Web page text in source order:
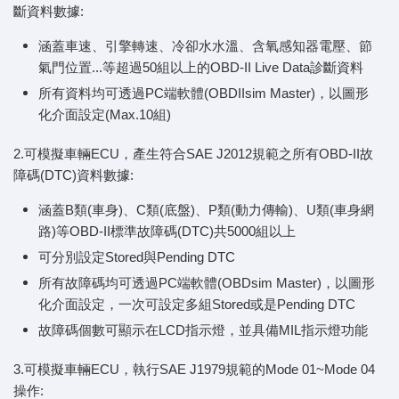
斷資料數據:
涵蓋車速、引擎轉速、冷卻水水溫、含氧感知器電壓、節
氣門位置...等超過50組以上的OBD-II Live Data診斷資料
所有資料均可透過PC端軟體(OBDIIsim Master)，以圖形
化介面設定(Max.10組)
2.可模擬車輛ECU，產生符合SAE J2012規範之所有OBD-II故
障碼(DTC)資料數據:
涵蓋B類(車身)、C類(底盤)、P類(動力傳輸)、U類(車身網
路)等OBD-II標準故障碼(DTC)共5000組以上
可分別設定Stored與Pending DTC
所有故障碼均可透過PC端軟體(OBDsim Master)，以圖形
化介面設定，一次可設定多組Stored或是Pending DTC
故障碼個數可顯示在LCD指示燈，並具備MIL指示燈功能
3.可模擬車輛ECU，執行SAE J1979規範的Mode 01~Mode 04
操作: